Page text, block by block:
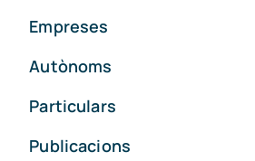
Empreses
Autònoms
Particulars
Publicacions